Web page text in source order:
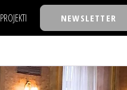
PROJEKTI
TASTY TALKS
NEWSLETTER
NAJKOLEGA
30 ISPOD 30
BACK TO OFFICE/SCHOOL